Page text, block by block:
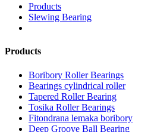
Products
Slewing Bearing
Products
Boribory Roller Bearings
Bearings cylindrical roller
Tapered Roller Bearing
Tosika Roller Bearings
Fitondrana lemaka boribory
Deep Groove Ball Bearing